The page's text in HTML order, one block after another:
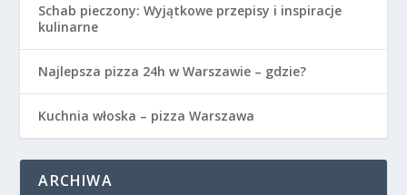
Schab pieczony: Wyjątkowe przepisy i inspiracje
kulinarne
Najlepsza pizza 24h w Warszawie – gdzie?
Kuchnia włoska – pizza Warszawa
ARCHIWA